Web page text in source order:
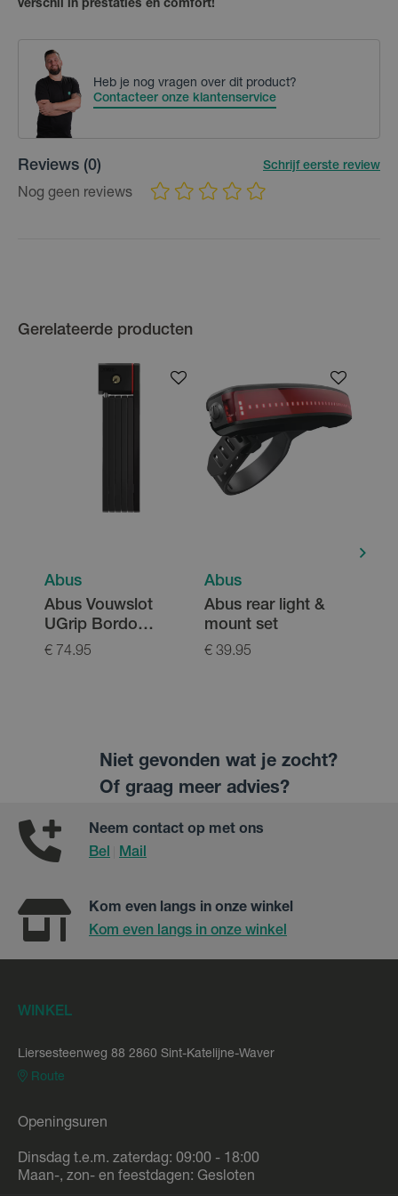
verschil in prestaties en comfort!
Heb je nog vragen over dit product?
Contacteer onze klantenservice
Reviews (0) Schrijf eerste review
Nog geen reviews
Gerelateerde producten
Abus
Abus Vouwslot
UGrip Bordo
5700K/80
€ 74.95
Abus
Abus rear light &
mount set
€ 39.95
Niet gevonden wat je zocht?
Of graag meer advies?
Neem contact op met ons
Bel
Mail
Kom even langs in onze winkel
Kom even langs in onze winkel
WINKEL
Liersesteenweg 88 2860 Sint-Katelijne-Waver
Route
Openingsuren
Dinsdag t.e.m. zaterdag: 09:00 - 18:00
Maan-, zon- en feestdagen: Gesloten